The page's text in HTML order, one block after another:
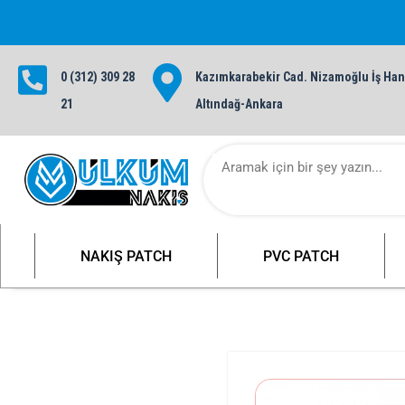
1000 TL ve üzeri siparişlerinizde
0 (312) 309 28
21
Kazımkarabekir Cad. Nizamoğlu İş
Altındağ-Ankara
NAKIŞ PATCH PVC PATCH